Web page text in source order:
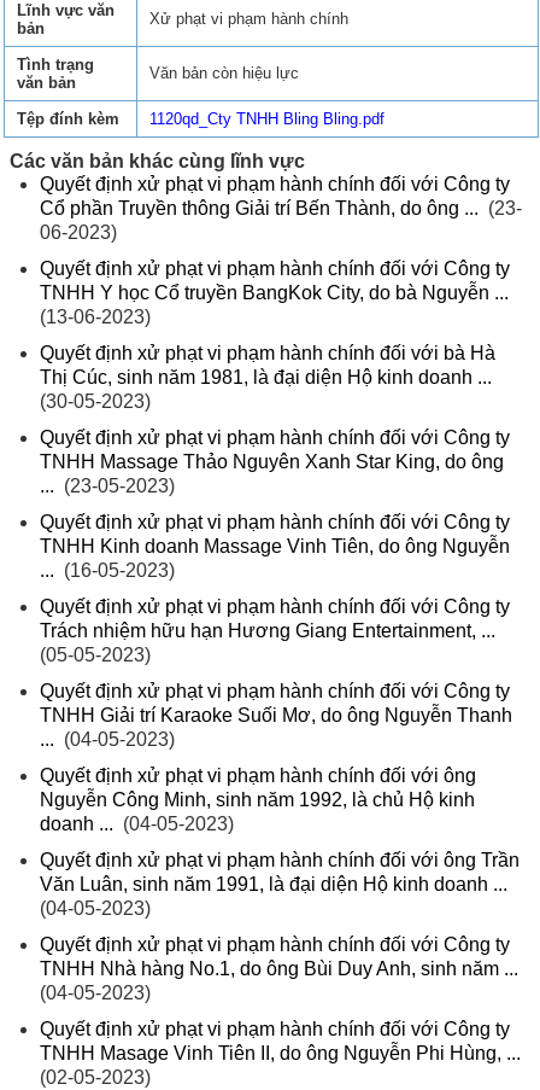
Lĩnh vực văn
bản
Xử phạt vi phạm hành chính
Tình trạng
văn bản
Văn bản còn hiệu lực
Tệp đính kèm 1120qd_Cty TNHH Bling Bling.pdf
Các văn bản khác cùng lĩnh vực
Quyết định xử phạt vi phạm hành chính đối với Công ty
Cổ phần Truyền thông Giải trí Bến Thành, do ông ... (23-
06-2023)
Quyết định xử phạt vi phạm hành chính đối với Công ty
TNHH Y học Cổ truyền BangKok City, do bà Nguyễn ...
(13-06-2023)
Quyết định xử phạt vi phạm hành chính đối với bà Hà
Thị Cúc, sinh năm 1981, là đại diện Hộ kinh doanh ...
(30-05-2023)
Quyết định xử phạt vi phạm hành chính đối với Công ty
TNHH Massage Thảo Nguyên Xanh Star King, do ông
... (23-05-2023)
Quyết định xử phạt vi phạm hành chính đối với Công ty
TNHH Kinh doanh Massage Vinh Tiên, do ông Nguyễn
... (16-05-2023)
Quyết định xử phạt vi phạm hành chính đối với Công ty
Trách nhiệm hữu hạn Hương Giang Entertainment, ...
(05-05-2023)
Quyết định xử phạt vi phạm hành chính đối với Công ty
TNHH Giải trí Karaoke Suối Mơ, do ông Nguyễn Thanh
... (04-05-2023)
Quyết định xử phạt vi phạm hành chính đối với ông
Nguyễn Công Minh, sinh năm 1992, là chủ Hộ kinh
doanh ... (04-05-2023)
Quyết định xử phạt vi phạm hành chính đối với ông Trần
Văn Luân, sinh năm 1991, là đại diện Hộ kinh doanh ...
(04-05-2023)
Quyết định xử phạt vi phạm hành chính đối với Công ty
TNHH Nhà hàng No.1, do ông Bùi Duy Anh, sinh năm ...
(04-05-2023)
Quyết định xử phạt vi phạm hành chính đối với Công ty
TNHH Masage Vinh Tiên II, do ông Nguyễn Phi Hùng, ...
(02-05-2023)